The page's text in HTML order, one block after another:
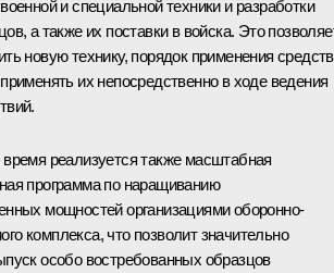
и специальной техники и разработки
а также их поставки в войска. Это
новую технику, порядок применения средств
их непосредственно в ходе ведения
реализуется также масштабная
программа по наращиванию
мощностей организациями оборонно-
комплекса, что позволит значительно
особо востребованных образцов